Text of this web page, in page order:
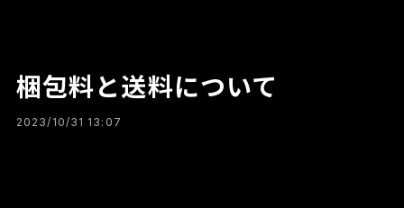
梱包料と送料について
2023/10/31 13:07